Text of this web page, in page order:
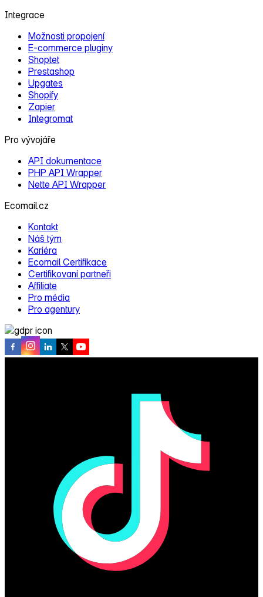
Integrace
Možnosti propojení
E‑commerce pluginy
Shoptet
Prestashop
Upgates
Shopify
Zapier
Integromat
Pro vývojáře
API dokumentace
PHP API Wrapper
Nette API Wrapper
Ecomail.cz
Kontakt
Náš tým
Kariéra
Ecomail Certifikace
Certifikovaní partneři
Affiliate
Pro média
Pro agentury